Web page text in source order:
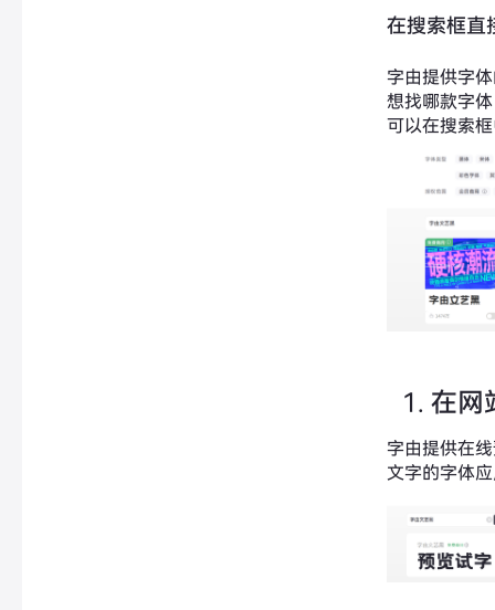
在搜索框直
字由提供字
想找哪款字
可以在搜索
在网
字由提供在
文字的字体